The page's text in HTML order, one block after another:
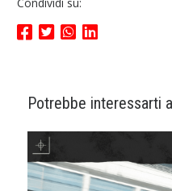
Potrebbe interessarti